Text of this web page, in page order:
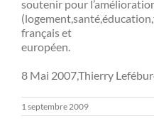
soutenir pour
français et
européen.
8 Mai 2007,Thierry
1 septembre 2009